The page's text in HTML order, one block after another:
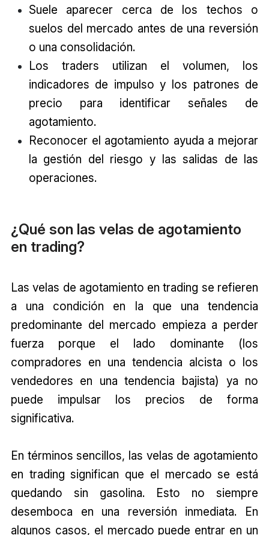
Suele aparecer cerca de los techos o
suelos del mercado antes de una reversión
o una consolidación.
Los traders utilizan el volumen, los
indicadores de impulso y los patrones de
precio para identificar señales de
agotamiento.
Reconocer el agotamiento ayuda a mejorar
la gestión del riesgo y las salidas de las
operaciones.
¿Qué son las velas de agotamiento
en trading?
Las velas de agotamiento en trading se refieren
a una condición en la que una tendencia
predominante del mercado empieza a perder
fuerza porque el lado dominante (los
compradores en una tendencia alcista o los
vendedores en una tendencia bajista) ya no
puede impulsar los precios de forma
significativa.
En términos sencillos, las velas de agotamiento
en trading significan que el mercado se está
quedando sin gasolina. Esto no siempre
desemboca en una reversión inmediata. En
algunos casos, el mercado puede entrar en un